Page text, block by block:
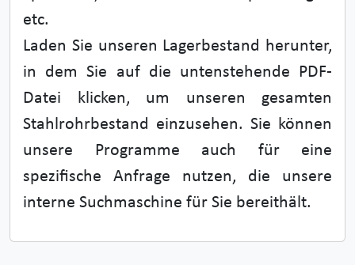
etc.
Laden Sie unseren Lagerbestand herunter,
in dem Sie auf die untenstehende PDF-
Datei klicken, um unseren gesamten
Stahlrohrbestand einzusehen. Sie können
unsere Programme auch für eine
spezifische Anfrage nutzen, die unsere
interne Suchmaschine für Sie bereithält.